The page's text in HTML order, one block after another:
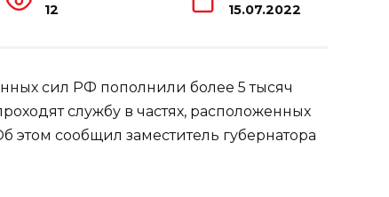
12 15.07.2022
сил РФ пополнили более 5 тысяч
службу в частях, расположенных
этом сообщил заместитель губернатора